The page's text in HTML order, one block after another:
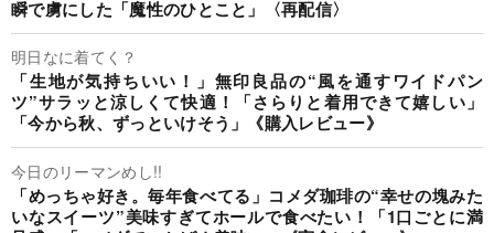
瞬で虜にした「魔性のひとこと」〈再配信〉
明日なに着てく？
「生地が気持ちいい！」無印良品の“風を通すワイドパン
ツ”サラッと涼しくて快適！「さらりと着用できて嬉しい」
「今から秋、ずっといけそう」《購入レビュー》
今日のリーマンめし!!
「めっちゃ好き。毎年食べてる」コメダ珈琲の“幸せの塊みた
いなスイーツ”美味すぎてホールで食べたい！「1口ごとに満